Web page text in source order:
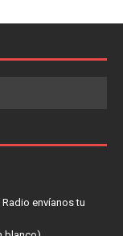
envíanos tu